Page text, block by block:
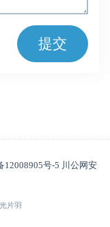
提交
12008905号-5 川公网安
片羽